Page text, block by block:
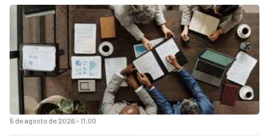
5 de agosto de 2026 - 11:00